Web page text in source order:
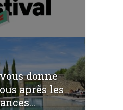
donne
après les